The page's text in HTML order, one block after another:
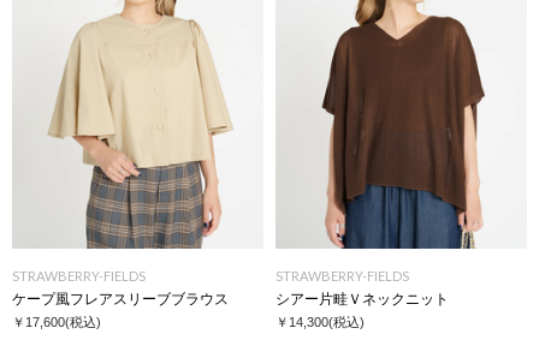
STRAWBERRY-FIELDS
ケープ風フレアスリーブブラウス
￥17,600(税込)
STRAWBERRY-FIELDS
シアー片畦Ｖネックニット
￥14,300(税込)